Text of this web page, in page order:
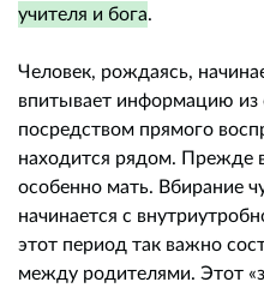
учителя и бога.
Человек, рождаясь,
впитывает информацию
посредством прямого
находится рядом. Прежде
особенно мать. Вбирание
начинается с
этот период так важно
между родителями. Этот